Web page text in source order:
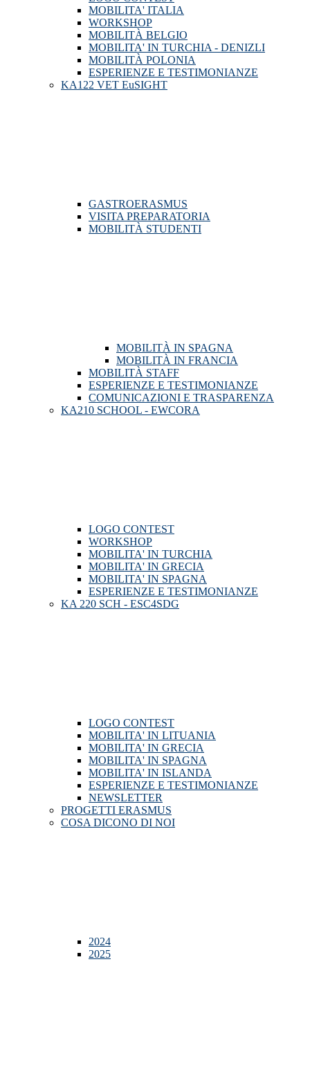
MOBILITA' ITALIA
WORKSHOP
MOBILITÀ BELGIO
MOBILITA' IN TURCHIA - DENIZLI
MOBILITÀ POLONIA
ESPERIENZE E TESTIMONIANZE
KA122 VET EuSIGHT
GASTROERASMUS
VISITA PREPARATORIA
MOBILITÀ STUDENTI
MOBILITÀ IN SPAGNA
MOBILITÀ IN FRANCIA
MOBILITÀ STAFF
ESPERIENZE E TESTIMONIANZE
COMUNICAZIONI E TRASPARENZA
KA210 SCHOOL - EWCORA
LOGO CONTEST
WORKSHOP
MOBILITA' IN TURCHIA
MOBILITA' IN GRECIA
MOBILITA' IN SPAGNA
ESPERIENZE E TESTIMONIANZE
KA 220 SCH - ESC4SDG
LOGO CONTEST
MOBILITA' IN LITUANIA
MOBILITA' IN GRECIA
MOBILITA' IN SPAGNA
MOBILITA' IN ISLANDA
ESPERIENZE E TESTIMONIANZE
NEWSLETTER
PROGETTI ERASMUS
COSA DICONO DI NOI
2024
2025